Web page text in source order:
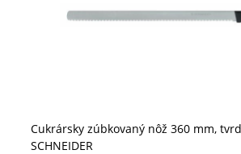
Cukrársky zúbkovaný nôž 360 mm,
SCHNEIDER